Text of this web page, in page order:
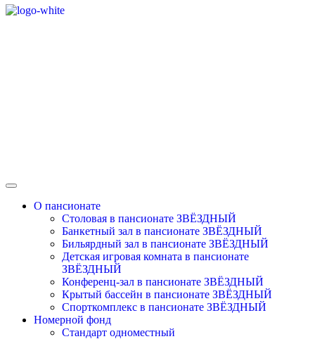
О пансионате
Столовая в пансионате ЗВЁЗДНЫЙ
Банкетный зал в пансионате ЗВЁЗДНЫЙ
Бильярдный зал в пансионате ЗВЁЗДНЫЙ
Детская игровая комната в пансионате
ЗВЁЗДНЫЙ
Конференц-зал в пансионате ЗВЁЗДНЫЙ
Крытый бассейн в пансионате ЗВЁЗДНЫЙ
Спорткомплекс в пансионате ЗВЁЗДНЫЙ
Номерной фонд
Cтандарт одноместный